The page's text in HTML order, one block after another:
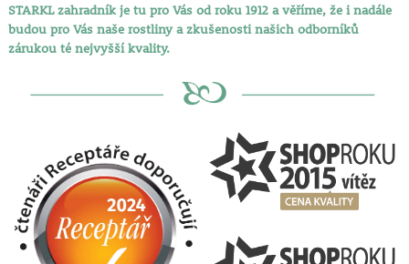
STARKL zahradník je tu pro Vás od roku 1912 a věříme, že i nadále
budou pro Vás naše rostliny a zkušenosti našich odborníků
zárukou té nejvyšší kvality.